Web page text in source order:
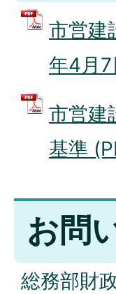
市営建
年4月
市営建
基準
お問
総務部財